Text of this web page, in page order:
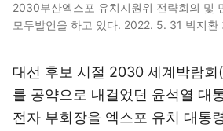
2030부산엑스포 유치지원위 전략회의 및
모두발언을 하고 있다. 2022. 5. 31 박지환
대선 후보 시절 2030 세계박람회
를 공약으로 내걸었던 윤석열 대
전자 부회장을 엑스포 유치 대통